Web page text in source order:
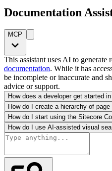
Documentation
MCP
This assistant uses AI to generate
documentation. While it has
be incomplete or inaccurate and
advice or support.
How does a developer get started
How do I create a hierarchy of
How do I start using the Sitecore
How do I use AI-assisted visual